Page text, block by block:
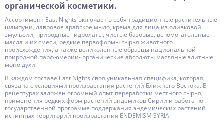
органической косметики.
Ассортимент East Nights включает в себя традиционные растительные
шампуни, лавровое арабское мыло, крема для лица из оливковой
эмульсии, природные гидролаты, чистые базовые, вспомогательные
масла и их смеси, редкие первоформы сырья животного
происхождения, а также великолепные образцы национальной
природной парфюмерии- органические абсолюты масляные элитные
моно духи.
В каждом составе East Nights своя уникальная специфика, которая,
связана с условиями произрастания растений Ближнего Востока. В
рецептурах заложен огромный опыт переработки местного сырья,
применения редких форм растений эндемиков Сирии и работа по
государственной программе поддержания эндемических растений
истинных территорий произрастания ENDEMISM SYRIA